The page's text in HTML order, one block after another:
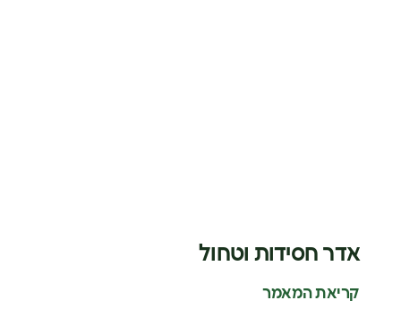
אדר חסידות וטחול
קריאת המאמר